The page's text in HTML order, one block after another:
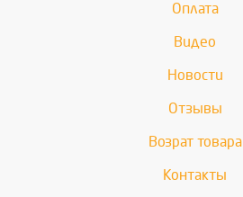
Оплата
Видео
Новости
Отзывы
Возрат товара
Контакты